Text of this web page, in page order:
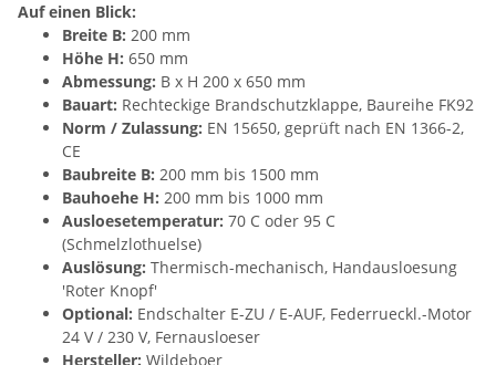
Auf einen Blick:
Breite B: 200 mm
Höhe H: 650 mm
Abmessung: B x H 200 x 650 mm
Bauart: Rechteckige Brandschutzklappe, Baureihe FK92
Norm / Zulassung: EN 15650, geprüft nach EN 1366-2,
CE
Baubreite B: 200 mm bis 1500 mm
Bauhoehe H: 200 mm bis 1000 mm
Ausloesetemperatur: 70 C oder 95 C
(Schmelzlothuelse)
Auslösung: Thermisch-mechanisch, Handausloesung
'Roter Knopf'
Optional: Endschalter E-ZU / E-AUF, Federrueckl.-Motor
24 V / 230 V, Fernausloeser
Hersteller: Wildeboer